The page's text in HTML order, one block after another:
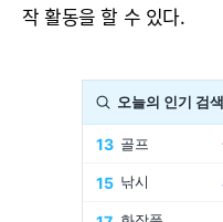
작 활동을 할 수 있다.